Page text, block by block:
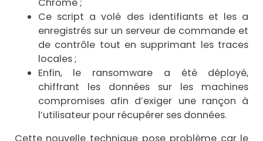
Ce script a volé des identifiants et les a
enregistrés sur un serveur de commande et
de contrôle tout en supprimant les traces
locales ;
Enfin, le ransomware a été déployé,
chiffrant les données sur les machines
compromises afin d’exiger une rançon à
l’utilisateur pour récupérer ses données.